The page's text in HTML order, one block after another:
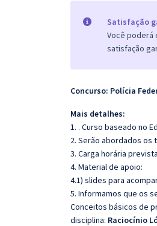
Satisfação
Você poderá
satisfação
Concurso: Polícia
Mais detalhes:
1. . Curso baseado no
2. Serão abordados
3. Carga horária
4. Material de apoio:
4.1) slides para
5. Informamos que os
Conceitos básicos de
disciplina: Raciocínio